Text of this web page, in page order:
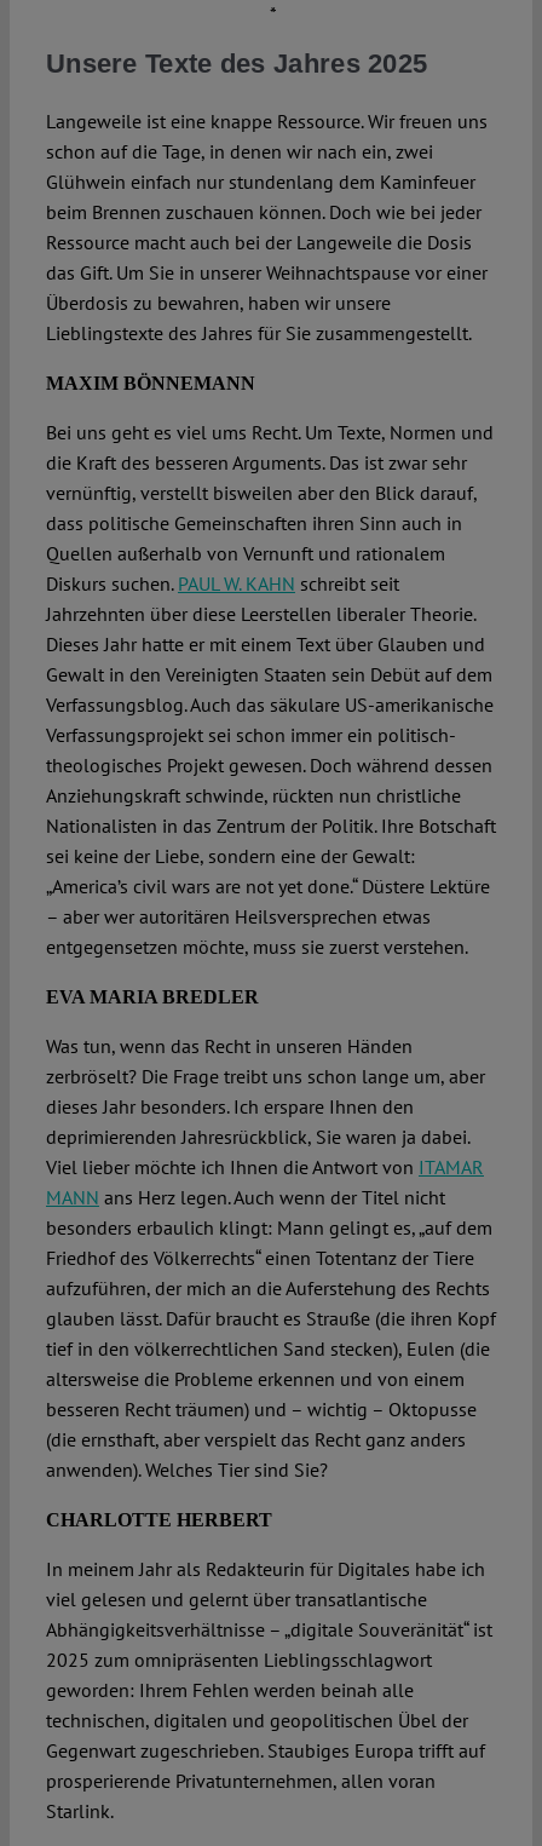
*
Unsere Texte des Jahres 2025
Langeweile ist eine knappe Ressource. Wir freuen uns
schon auf die Tage, in denen wir nach ein, zwei
Glühwein einfach nur stundenlang dem Kaminfeuer
beim Brennen zuschauen können. Doch wie bei jeder
Ressource macht auch bei der Langeweile die Dosis
das Gift. Um Sie in unserer Weihnachtspause vor einer
Überdosis zu bewahren, haben wir unsere
Lieblingstexte des Jahres für Sie zusammengestellt.
MAXIM BÖNNEMANN
Bei uns geht es viel ums Recht. Um Texte, Normen und
die Kraft des besseren Arguments. Das ist zwar sehr
vernünftig, verstellt bisweilen aber den Blick darauf,
dass politische Gemeinschaften ihren Sinn auch in
Quellen außerhalb von Vernunft und rationalem
Diskurs suchen. PAUL W. KAHN schreibt seit
Jahrzehnten über diese Leerstellen liberaler Theorie.
Dieses Jahr hatte er mit einem Text über Glauben und
Gewalt in den Vereinigten Staaten sein Debüt auf dem
Verfassungsblog. Auch das säkulare US-amerikanische
Verfassungsprojekt sei schon immer ein politisch-
theologisches Projekt gewesen. Doch während dessen
Anziehungskraft schwinde, rückten nun christliche
Nationalisten in das Zentrum der Politik. Ihre Botschaft
sei keine der Liebe, sondern eine der Gewalt:
„America’s civil wars are not yet done.“ Düstere Lektüre
– aber wer autoritären Heilsversprechen etwas
entgegensetzen möchte, muss sie zuerst verstehen.
EVA MARIA BREDLER
Was tun, wenn das Recht in unseren Händen
zerbröselt? Die Frage treibt uns schon lange um, aber
dieses Jahr besonders. Ich erspare Ihnen den
deprimierenden Jahresrückblick, Sie waren ja dabei.
Viel lieber möchte ich Ihnen die Antwort von ITAMAR
MANN ans Herz legen. Auch wenn der Titel nicht
besonders erbaulich klingt: Mann gelingt es, „auf dem
Friedhof des Völkerrechts“ einen Totentanz der Tiere
aufzuführen, der mich an die Auferstehung des Rechts
glauben lässt. Dafür braucht es Strauße (die ihren Kopf
tief in den völkerrechtlichen Sand stecken), Eulen (die
altersweise die Probleme erkennen und von einem
besseren Recht träumen) und – wichtig – Oktopusse
(die ernsthaft, aber verspielt das Recht ganz anders
anwenden). Welches Tier sind Sie?
CHARLOTTE HERBERT
In meinem Jahr als Redakteurin für Digitales habe ich
viel gelesen und gelernt über transatlantische
Abhängigkeitsverhältnisse – „digitale Souveränität“ ist
2025 zum omnipräsenten Lieblingsschlagwort
geworden: Ihrem Fehlen werden beinah alle
technischen, digitalen und geopolitischen Übel der
Gegenwart zugeschrieben. Staubiges Europa trifft auf
prosperierende Privatunternehmen, allen voran
Starlink.